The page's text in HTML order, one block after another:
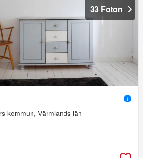
33 Foton
kommun, Värmlands län